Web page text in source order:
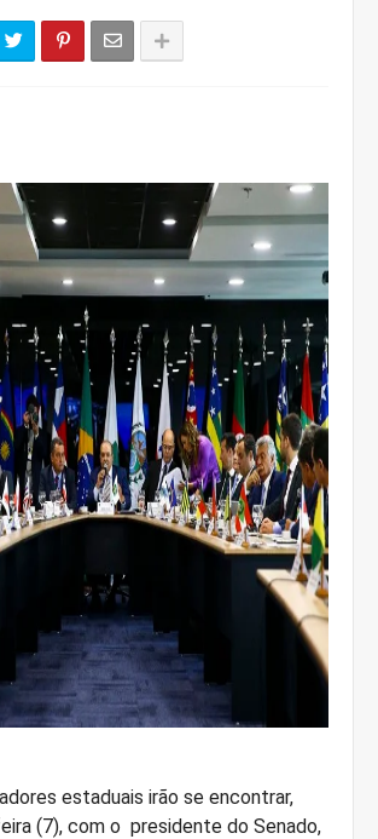
estaduais irão se encontrar,
(7), com o presidente do Senado,